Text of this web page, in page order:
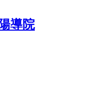
導院